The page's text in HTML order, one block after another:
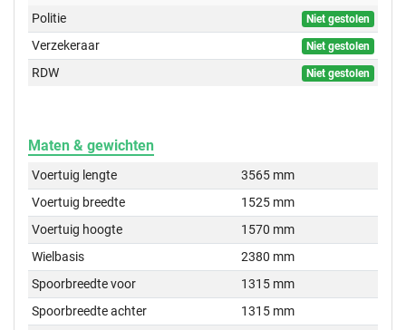
Politie
Niet gestolen
Verzekeraar Niet gestolen
RDW Niet gestolen
Maten & gewichten
Voertuig lengte
3565 mm
Voertuig breedte
1525 mm
Voertuig hoogte
1570 mm
Wielbasis
2380 mm
Spoorbreedte voor
1315 mm
Spoorbreedte achter
1315 mm